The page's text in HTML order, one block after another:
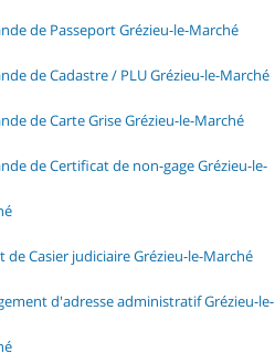
de Passeport Grézieu-le-Marché
de Cadastre / PLU Grézieu-le-Marché
de Carte Grise Grézieu-le-Marché
de Certificat de non-gage Grézieu-le-
de Casier judiciaire Grézieu-le-Marché
d'adresse administratif Grézieu-le-